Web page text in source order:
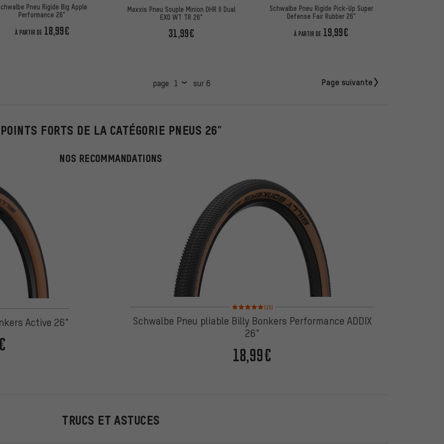
Pneu Rigide Big Apple
Performance 26"
À PARTIR DE 18,99€
Maxxis Pneu Souple Minion DHR II Dual
EXO WT TR 26"
31,99€
Schwalbe Pneu Rigide Pick-Up Super
Defense Fair Rubber 26"
À PARTIR DE 19,99€
page sur 6 Page suivante
POINTS FORTS DE LA CATÉGORIE PNEUS 26"
NOS RECOMMANDATIONS
Active 26"
Note moyenne : 5 sur 5 d'après 15 avis
(15)
Schwalbe Pneu pliable Billy Bonkers Performance ADDIX
26"
18,99€
TRUCS ET ASTUCES